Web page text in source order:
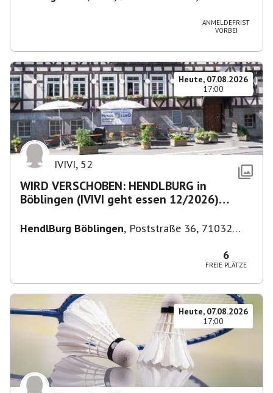
ANMELDEFRIST
VORBEI
Heute, 07.08.2026
17:00
IVIVI, 52
WIRD VERSCHOBEN: HENDLBURG in
Böblingen (IVIVI geht essen 12/2026)
HendlBurg Böblingen, Poststraße 36, 71032
6
FREIE PLÄTZE
Heute, 07.08.2026
17:00